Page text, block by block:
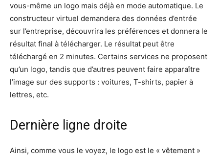
vous-même un logo mais déjà en mode automatique. Le
constructeur virtuel demandera des données d’entrée
sur l’entreprise, découvrira les préférences et donnera le
résultat final à télécharger. Le résultat peut être
téléchargé en 2 minutes. Certains services ne proposent
qu’un logo, tandis que d’autres peuvent faire apparaître
l’image sur des supports : voitures, T-shirts, papier à
lettres, etc.
Dernière ligne droite
Ainsi, comme vous le voyez, le logo est le « vêtement »